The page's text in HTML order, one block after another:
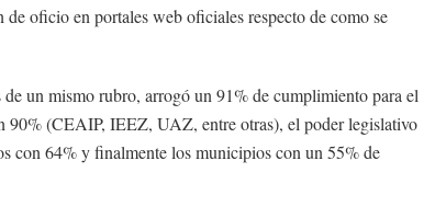
oficio en portales web oficiales respecto de como se
un mismo rubro, arrogó un 91% de cumplimiento para el
90% (CEAIP, IEEZ, UAZ, entre otras), el poder legislativo
con 64% y finalmente los municipios con un 55% de